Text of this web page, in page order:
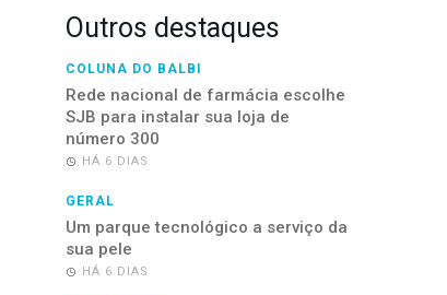
Outros destaques
COLUNA DO BALBI
Rede nacional de farmácia escolhe
SJB para instalar sua loja de
número 300
HÁ 6 DIAS
GERAL
Um parque tecnológico a serviço da
sua pele
HÁ 6 DIAS